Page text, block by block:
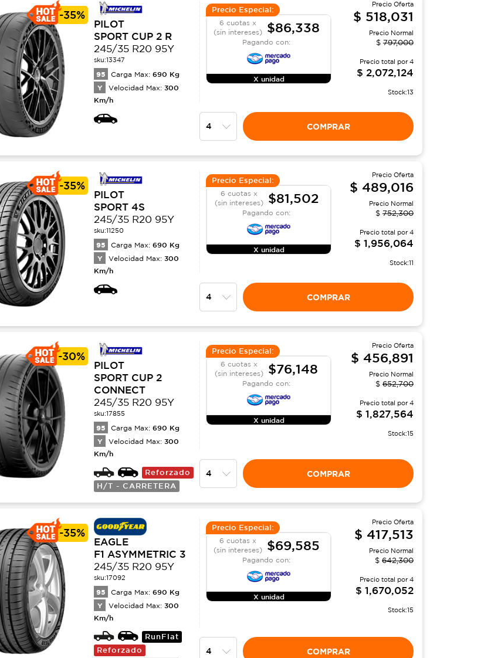
-35%
PILOT
SPORT CUP 2 R
245/35 R20 95Y
sku:13347
95 Carga Max: 690 Kg
Y Velocidad Max: 300
Km/h
Precio Especial:
6 cuotas x
(sin intereses)
$86,338
Pagando con:
X unidad
Precio Oferta
$ 518,031
Precio Normal
$ 797,000
Precio total por4
$ 2,072,124
Stock:13
COMPRAR
-35%
PILOT
SPORT 4S
245/35 R20 95Y
sku:11250
95 Carga Max: 690 Kg
Y Velocidad Max: 300
Km/h
Precio Especial:
6 cuotas x
(sin intereses)
$81,502
Pagando con:
X unidad
Precio Oferta
$ 489,016
Precio Normal
$ 752,300
Precio total por4
$ 1,956,064
Stock:11
COMPRAR
-30%
PILOT
SPORT CUP 2
CONNECT
245/35 R20 95Y
sku:17855
95 Carga Max: 690 Kg
Y Velocidad Max: 300
Km/h
Reforzado
H/T - CARRETERA
Precio Especial:
6 cuotas x
(sin intereses)
$76,148
Pagando con:
X unidad
Precio Oferta
$ 456,891
Precio Normal
$ 652,700
Precio total por4
$ 1,827,564
Stock:15
COMPRAR
-35%
EAGLE
F1 ASYMMETRIC 3
245/35 R20 95Y
sku:17092
95 Carga Max: 690 Kg
Y Velocidad Max: 300
Km/h
RunFlat
Reforzado
Precio Especial:
6 cuotas x
(sin intereses)
$69,585
Pagando con:
X unidad
Precio Oferta
$ 417,513
Precio Normal
$ 642,300
Precio total por4
$ 1,670,052
Stock:15
COMPRAR